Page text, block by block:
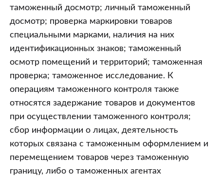
таможенный досмотр; личный таможенный
досмотр; проверка маркировки товаров
специальными марками, наличия на них
идентификационных знаков; таможенный
осмотр помещений и территорий; таможенная
проверка; таможенное исследование. К
операциям таможенного контроля также
относятся задержание товаров и документов
при осуществлении таможенного контроля;
сбор информации о лицах, деятельность
которых связана с таможенным оформлением и
перемещением товаров через таможенную
границу, либо о таможенных агентах